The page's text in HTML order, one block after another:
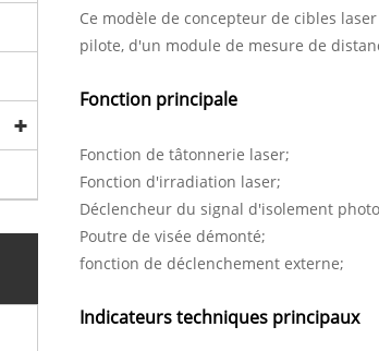
Ce modèle de concepteur de cibles
pilote, d'un module de mesure de
Fonction principale
Fonction de tâtonnerie laser;
Fonction d'irradiation laser;
Déclencheur du signal d'isolement
Poutre de visée démonté;
fonction de déclenchement externe;
Indicateurs techniques principaux